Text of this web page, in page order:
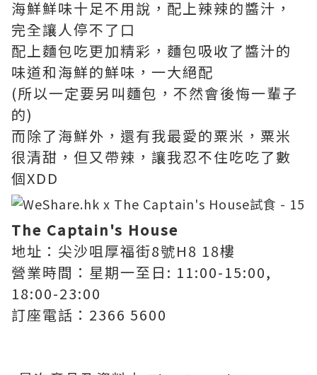
海鮮鮮味十足不用說，配上辣辣的醬汁，
完全讓人停不了口
配上麵包吃更加精彩，麵包吸收了醬汁的
味道和海鮮的鮮味，一大絕配
(所以一定要另叫麵包，不然會後悔一輩子
的)
而除了海鮮外，還有我最愛的粟米，粟米
很清甜，但又帶辣，讓我忍不住吃吃了數
個XDD
The Captain's House
地址：尖沙咀厚福街8號H8 18樓
營業時間：星期一至日: 11:00-15:00,
18:00-23:00
訂座電話：2366 5600